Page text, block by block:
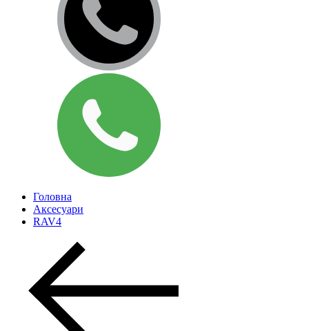
Головна
Аксесуари
RAV4